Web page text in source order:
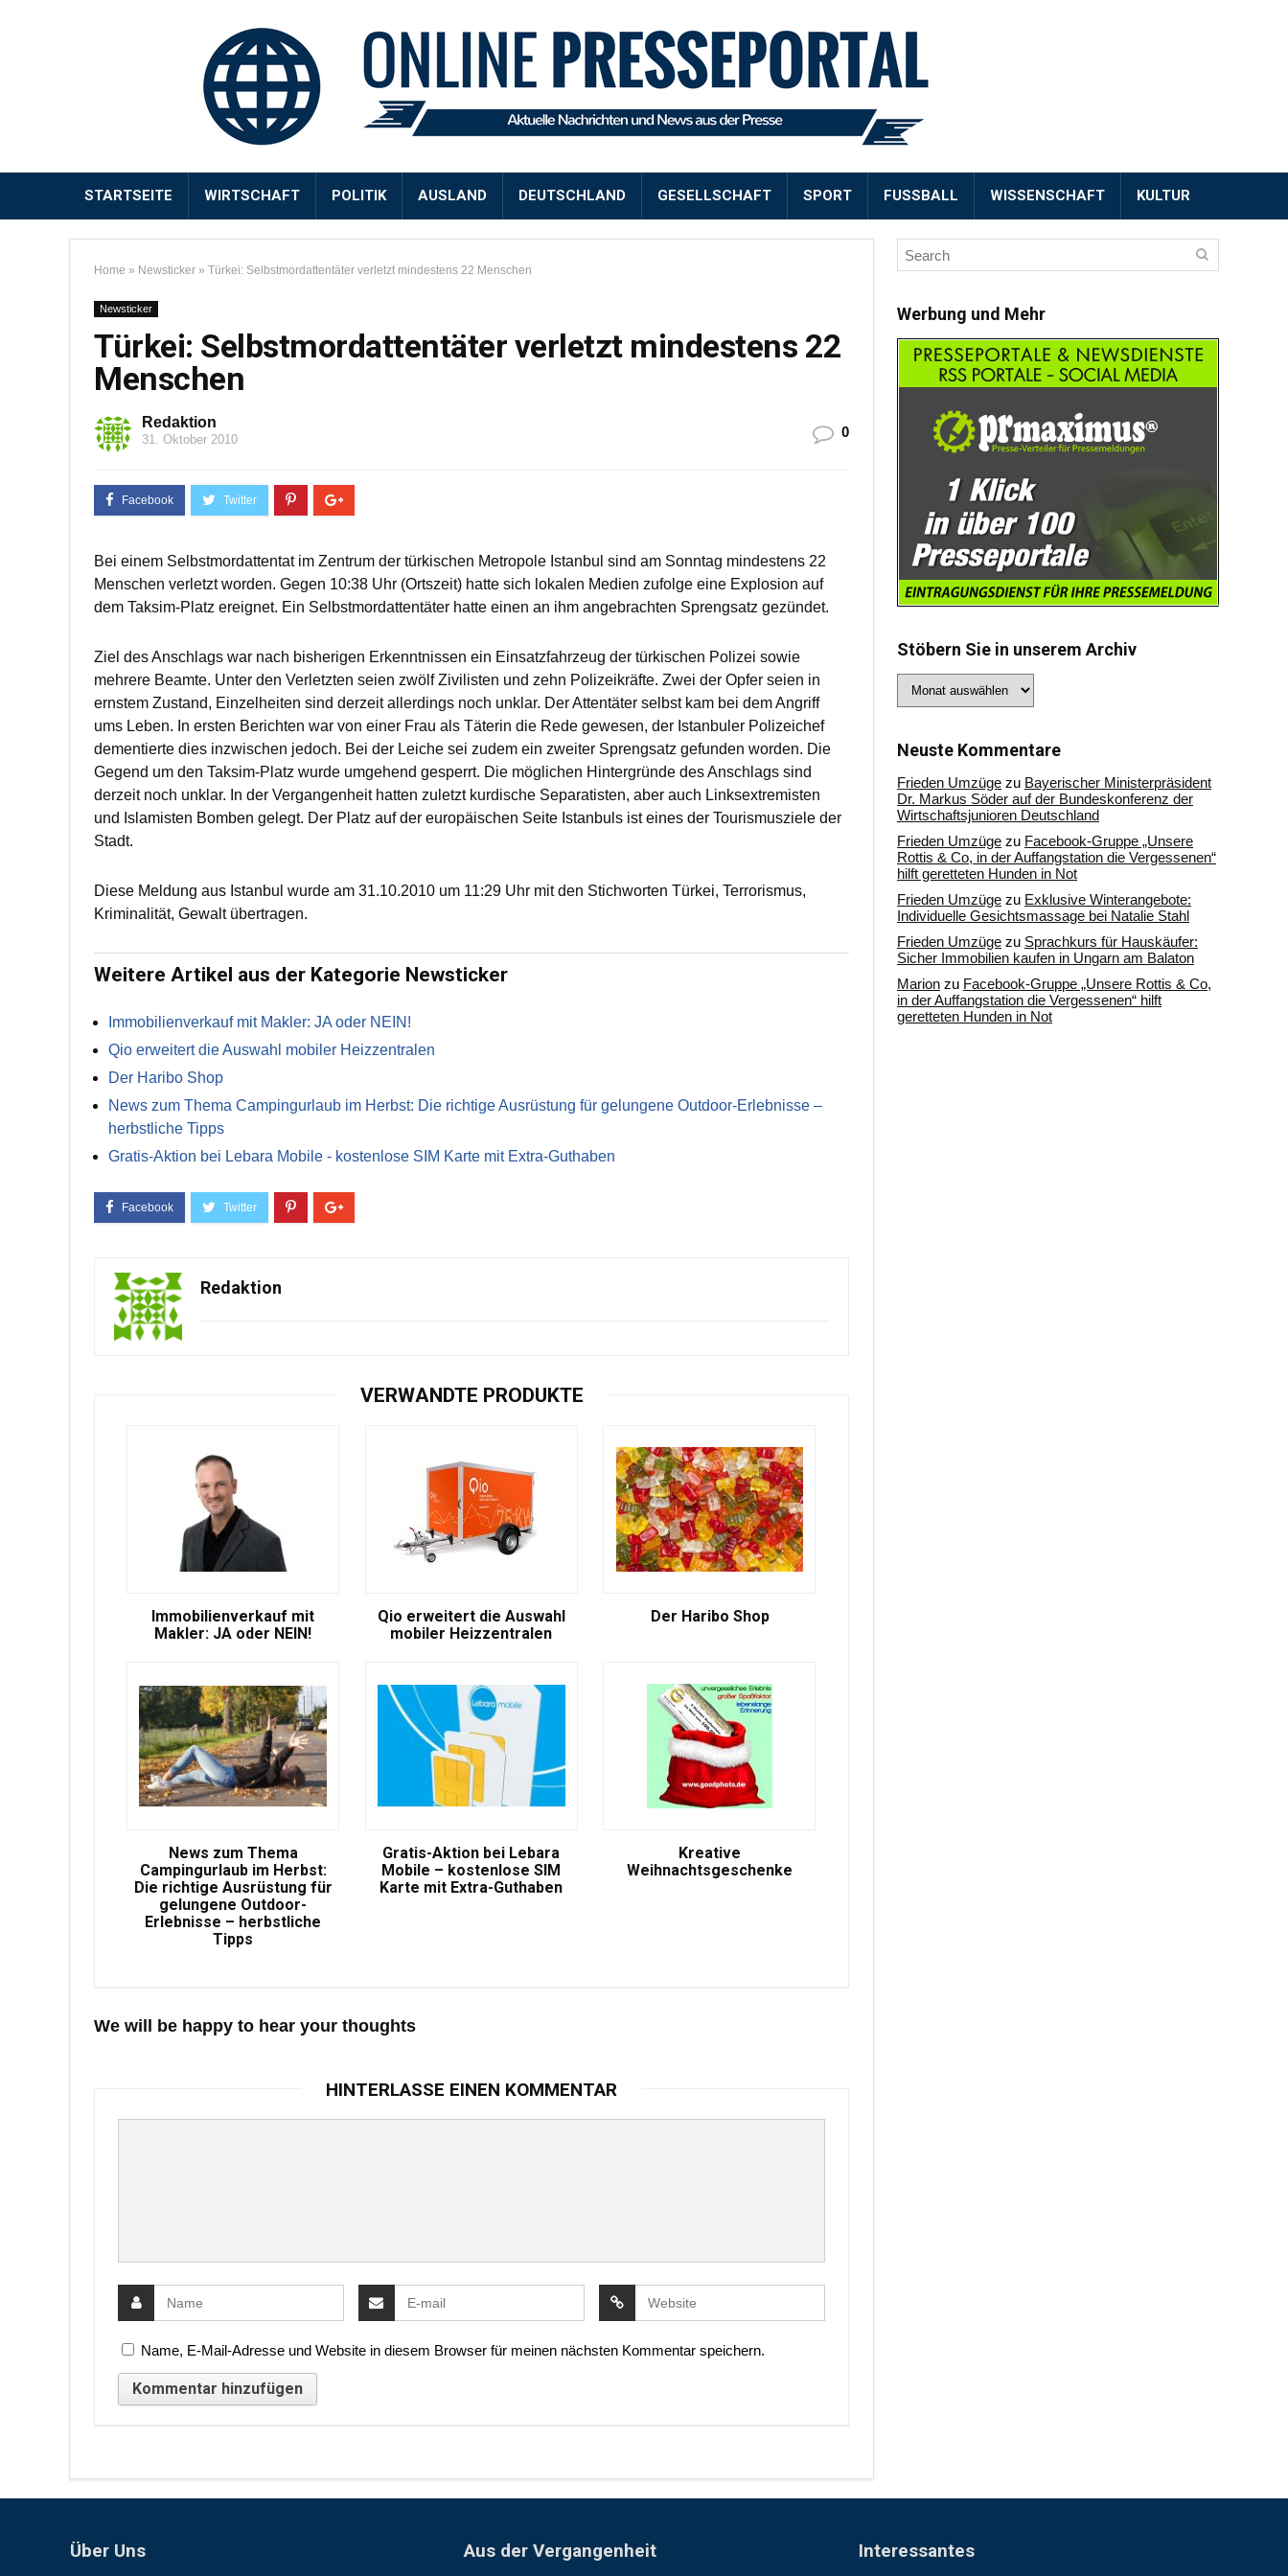
STARTSEITE WIRTSCHAFT POLITIK AUSLAND DEUTSCHLAND GESELLSCHAFT SPORT FUSSBALL WISSENSCHAFT KULTUR
Home » Newsticker » Türkei: Selbstmordattentäter verletzt mindestens 22 Menschen
Newsticker
Türkei: Selbstmordattentäter verletzt mindestens 22
Menschen
Redaktion
31. Oktober 2010 0
Bei einem Selbstmordattentat im Zentrum der türkischen Metropole Istanbul sind am Sonntag mindestens 22
Menschen verletzt worden. Gegen 10:38 Uhr (Ortszeit) hatte sich lokalen Medien zufolge eine Explosion auf
dem Taksim-Platz ereignet. Ein Selbstmordattentäter hatte einen an ihm angebrachten Sprengsatz gezündet.
Ziel des Anschlags war nach bisherigen Erkenntnissen ein Einsatzfahrzeug der türkischen Polizei sowie
mehrere Beamte. Unter den Verletzten seien zwölf Zivilisten und zehn Polizeikräfte. Zwei der Opfer seien in
ernstem Zustand, Einzelheiten sind derzeit allerdings noch unklar. Der Attentäter selbst kam bei dem Angriff
ums Leben. In ersten Berichten war von einer Frau als Täterin die Rede gewesen, der Istanbuler Polizeichef
dementierte dies inzwischen jedoch. Bei der Leiche sei zudem ein zweiter Sprengsatz gefunden worden. Die
Gegend um den Taksim-Platz wurde umgehend gesperrt. Die möglichen Hintergründe des Anschlags sind
derzeit noch unklar. In der Vergangenheit hatten zuletzt kurdische Separatisten, aber auch Linksextremisten
und Islamisten Bomben gelegt. Der Platz auf der europäischen Seite Istanbuls ist eines der Tourismusziele der
Stadt.
Diese Meldung aus Istanbul wurde am 31.10.2010 um 11:29 Uhr mit den Stichworten Türkei, Terrorismus,
Kriminalität, Gewalt übertragen.
Weitere Artikel aus der Kategorie Newsticker
Immobilienverkauf mit Makler: JA oder NEIN!
Qio erweitert die Auswahl mobiler Heizzentralen
Der Haribo Shop
News zum Thema Campingurlaub im Herbst: Die richtige Ausrüstung für gelungene Outdoor-Erlebnisse –
herbstliche Tipps
Gratis-Aktion bei Lebara Mobile - kostenlose SIM Karte mit Extra-Guthaben
Redaktion
VERWANDTE PRODUKTE
Immobilienverkauf mit
Makler: JA oder NEIN!
Qio erweitert die Auswahl
mobiler Heizzentralen
Der Haribo Shop
News zum Thema
Campingurlaub im Herbst:
Die richtige Ausrüstung für
gelungene Outdoor-
Erlebnisse – herbstliche
Tipps
Gratis-Aktion bei Lebara
Mobile – kostenlose SIM
Karte mit Extra-Guthaben
Kreative
Weihnachtsgeschenke
We will be happy to hear your thoughts
HINTERLASSE EINEN KOMMENTAR
Name, E-Mail-Adresse und Website in diesem Browser für meinen nächsten Kommentar speichern.
Werbung und Mehr
Stöbern Sie in unserem Archiv
Sie
Archiv
Neuste Kommentare
Frieden Umzüge zu Bayerischer Ministerpräsident
Dr. Markus Söder auf der Bundeskonferenz der
Wirtschaftsjunioren Deutschland
Frieden Umzüge zu Facebook-Gruppe „Unsere
Rottis & Co, in der Auffangstation die Vergessenen“
hilft geretteten Hunden in Not
Frieden Umzüge zu Exklusive Winterangebote:
Individuelle Gesichtsmassage bei Natalie Stahl
Frieden Umzüge zu Sprachkurs für Hauskäufer:
Sicher Immobilien kaufen in Ungarn am Balaton
Marion zu Facebook-Gruppe „Unsere Rottis & Co,
in der Auffangstation die Vergessenen“ hilft
geretteten Hunden in Not
Über Uns Aus der Vergangenheit Interessantes